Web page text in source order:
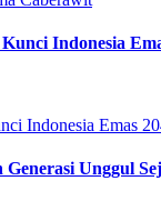
Indonesia
Unggul